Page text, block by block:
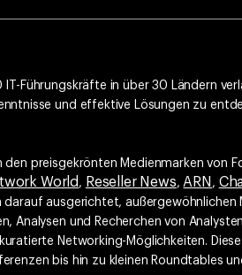
IT-Führungskräfte in über 30 Ländern
und effektive Lösungen zu
den preisgekrönten Medienmarken von
World , Reseller News,ARN ,
darauf ausgerichtet,
Analysen und Recherchen von
Networking-Möglichkeiten.
bis hin zu kleinen Roundtables